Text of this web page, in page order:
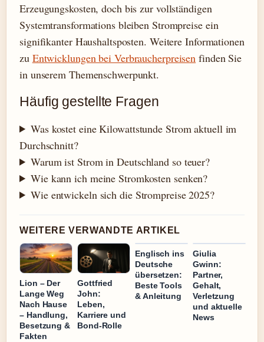
Erzeugungskosten, doch bis zur vollständigen
Systemtransformations bleiben Strompreise ein
signifikanter Haushaltsposten. Weitere Informationen
zu Entwicklungen bei Verbraucherpreisen finden Sie
in unserem Themenschwerpunkt.
Häufig gestellte Fragen
Was kostet eine Kilowattstunde Strom aktuell im
Durchschnitt?
Warum ist Strom in Deutschland so teuer?
Wie kann ich meine Stromkosten senken?
Wie entwickeln sich die Strompreise 2025?
WEITERE VERWANDTE ARTIKEL
Lion – Der
Lange Weg
Nach Hause
– Handlung,
Besetzung &
Fakten
Gottfried
John:
Leben,
Karriere und
Bond-Rolle
Englisch ins
Deutsche
übersetzen:
Beste Tools
& Anleitung
Giulia
Gwinn:
Partner,
Gehalt,
Verletzung
und aktuelle
News